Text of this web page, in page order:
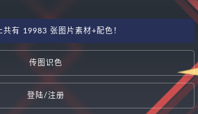
共有 19983 张图片素材+配色！
传图识色
登陆/注册